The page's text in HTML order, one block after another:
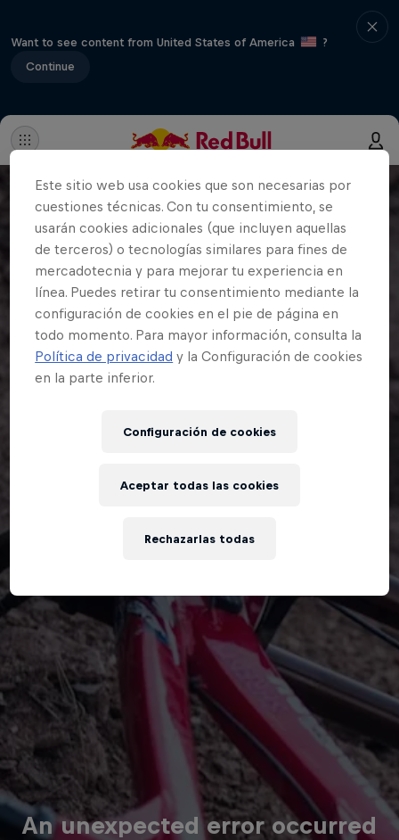
Want to see content from United States of America
?
Continue
An unexpected error occurred
Este sitio web usa cookies que son necesarias por
cuestiones técnicas. Con tu consentimiento, se
usarán cookies adicionales (que incluyen aquellas
de terceros) o tecnologías similares para fines de
mercadotecnia y para mejorar tu experiencia en
línea. Puedes retirar tu consentimiento mediante la
configuración de cookies en el pie de página en
todo momento. Para mayor información, consulta la
Política de privacidad y la Configuración de cookies
en la parte inferior.
Configuración de cookies
Rechazarlas todas
Aceptar todas las cookies